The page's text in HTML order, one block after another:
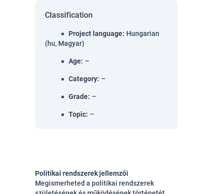
Classification
Project language: Hungarian
(hu, Magyar)
Age: –
Category: –
Grade: –
Topic: –
Politikai rendszerek jellemzői
Megismerheted a politikai rendszerek